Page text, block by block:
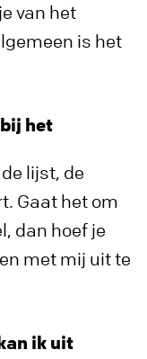
van het
is het
het
lijst, de
Gaat het om
dan hoef je
met mij uit te
ik uit